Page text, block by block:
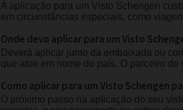
A aplicação para um Visto Schengen
em circunstâncias especiais, como
Onde devo aplicar para um Visto
Deverá aplicar junto da embaixada ou
que atue em nome do país. O parceiro
Como aplicar para um Visto Schengen
O próximo passo na aplicação do seu